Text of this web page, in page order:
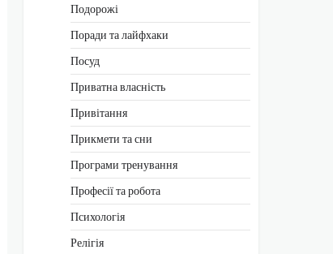
Подорожі
Поради та лайфхаки
Посуд
Приватна власність
Привітання
Прикмети та сни
Програми тренування
Професії та робота
Психологія
Релігія